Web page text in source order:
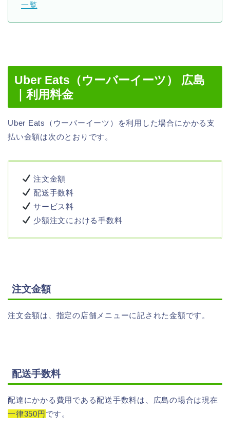
一覧
Uber Eats（ウーバーイーツ） 広島
｜利用料金
Uber Eats（ウーバーイーツ）を利用した場合にかかる支
払い金額は次のとおりです。
注文金額
配送手数料
サービス料
少額注文における手数料
注文金額
注文金額は、指定の店舗メニューに記された金額です。
配送手数料
配達にかかる費用である配送手数料は、広島の場合は現在
一律350円 です。